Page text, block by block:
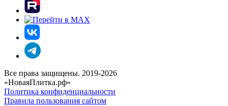
Все права защищены. 2019-2026
«НоваяПлитка.рф»
Политика конфиденциальности
Правила пользования сайтом